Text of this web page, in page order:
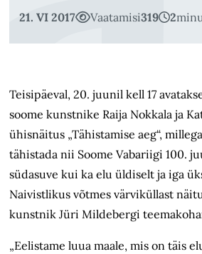
21. VI 2017 Vaatamisi319 2
Teisipäeval, 20. juunil kell 17
soome kunstnike Raija Nokkala ja
ühisnäitus „Tähistamise aeg“,
tähistada nii Soome Vabariigi 100.
südasuve kui ka elu üldiselt ja iga
Naivistlikus võtmes värviküllast
kunstnik Jüri Mildebergi
„Eelistame luua maale, mis on täis